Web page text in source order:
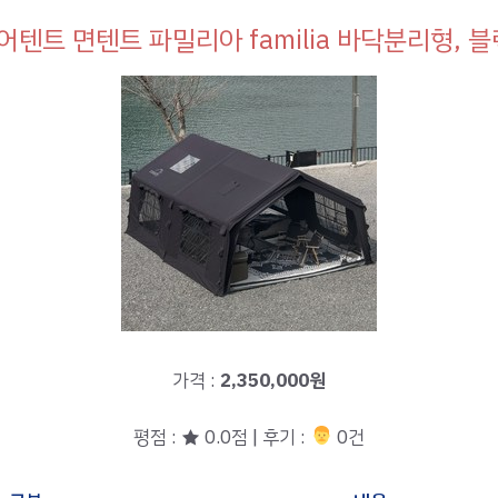
텐트 면텐트 파밀리아 familia 바닥분리형,
가격 : 2,350,000원
평점 : ★ 0.0점 | 후기 : ‍‍ 0건